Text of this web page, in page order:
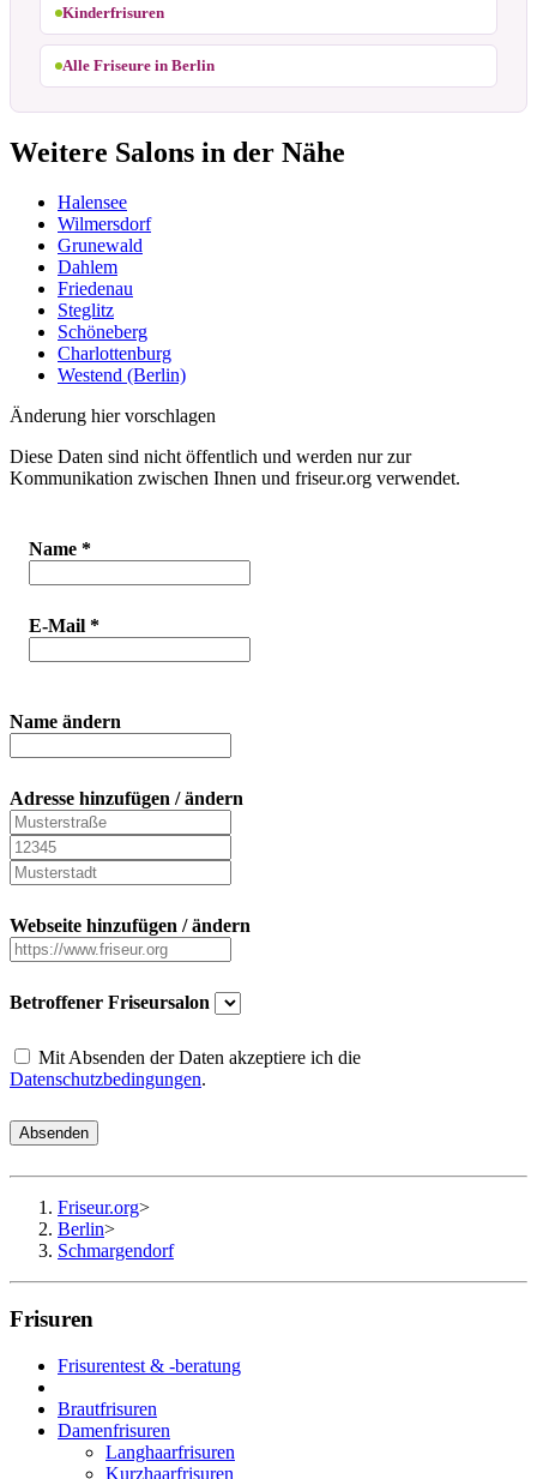
Kinderfrisuren
Alle Friseure in Berlin
Weitere Salons in der Nähe
Halensee
Wilmersdorf
Grunewald
Dahlem
Friedenau
Steglitz
Schöneberg
Charlottenburg
Westend (Berlin)
Änderung hier vorschlagen
Diese Daten sind nicht öffentlich und werden nur zur
Kommunikation zwischen Ihnen und friseur.org verwendet.
Name *
E-Mail *
Name ändern
Adresse hinzufügen / ändern
Webseite hinzufügen / ändern
Betroffener Friseursalon
Mit Absenden der Daten akzeptiere ich die
Datenschutzbedingungen.
Absenden
Friseur.org>
Berlin>
Schmargendorf
Frisuren
Frisurentest & -beratung
Brautfrisuren
Damenfrisuren
Langhaarfrisuren
Kurzhaarfrisuren